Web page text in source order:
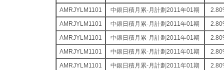
AMRJYLM1101
中銀日積月累-月計劃2011年01期
AMRJYLM1101
中銀日積月累-月計劃2011年01期
AMRJYLM1101
中銀日積月累-月計劃2011年01期
AMRJYLM1101
中銀日積月累-月計劃2011年01期
AMRJYLM1101
中銀日積月累-月計劃2011年01期